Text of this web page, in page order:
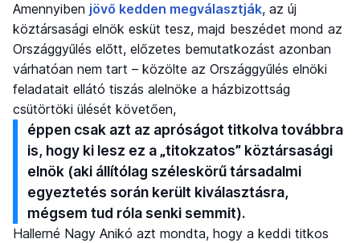
Amennyiben jövő kedden megválasztják, az új
köztársasági elnök esküt tesz, majd beszédet mond az
Országgyűlés előtt, előzetes bemutatkozást azonban
várhatóan nem tart – közölte az Országgyűlés elnöki
feladatait ellátó tiszás alelnöke a házbizottság
csütörtöki ülését követően,
éppen csak azt az apróságot titkolva továbbra
is, hogy ki lesz ez a „titokzatos” köztársasági
elnök (aki állítólag széleskörű társadalmi
egyeztetés során került kiválasztásra,
mégsem tud róla senki semmit).
Hallerné Nagy Anikó azt mondta, hogy a keddi titkos